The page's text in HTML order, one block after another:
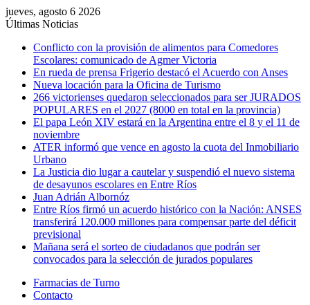
jueves, agosto 6 2026
Últimas Noticias
Conflicto con la provisión de alimentos para Comedores
Escolares: comunicado de Agmer Victoria
En rueda de prensa Frigerio destacó el Acuerdo con Anses
Nueva locación para la Oficina de Turismo
266 victorienses quedaron seleccionados para ser JURADOS
POPULARES en el 2027 (8000 en total en la provincia)
El papa León XIV estará en la Argentina entre el 8 y el 11 de
noviembre
ATER informó que vence en agosto la cuota del Inmobiliario
Urbano
La Justicia dio lugar a cautelar y suspendió el nuevo sistema
de desayunos escolares en Entre Ríos
Juan Adrián Albornóz
Entre Ríos firmó un acuerdo histórico con la Nación: ANSES
transferirá 120.000 millones para compensar parte del déficit
previsional
Mañana será el sorteo de ciudadanos que podrán ser
convocados para la selección de jurados populares
Farmacias de Turno
Contacto